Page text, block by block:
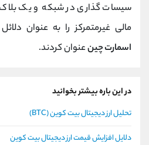
سیسات گذاری در شبکه و یک بلاک
مالی غیرمتمرکز را به عنوان
اسمارت چینعنوان کردند.
در این باره بیشتر بخوانید
تحلیل ارز دیجیتال بیت کوین (BTC)
دلایل افزایش قیمت ارز دیجیتال بیت کوین